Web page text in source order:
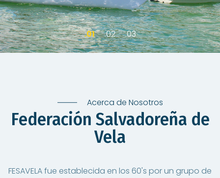
Acerca de Nosotros
Federación Salvadoreña de
Vela
FESAVELA fue establecida en los 60's por un grupo de